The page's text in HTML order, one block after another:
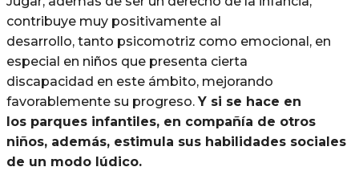
contribuye muy positivamente al
desarrollo, tanto psicomotriz como emocional, en
especial en niños que presenta cierta
discapacidad en este ámbito, mejorando
favorablemente su progreso. Y si se hace en
los parques infantiles, en compañía de otros
niños, además, estimula sus habilidades sociales
de un modo lúdico.